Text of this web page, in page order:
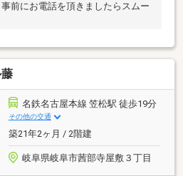
前にお電話を頂きましたらスムー
名鉄名古屋本線 笠松駅 徒歩19分
その他の交通
築21年2ヶ月 / 2階建
岐阜県岐阜市茜部寺屋敷３丁目